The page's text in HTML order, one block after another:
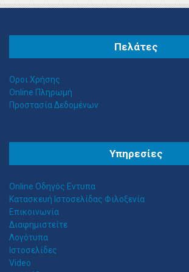
Πελάτες
Οροι Χρήσης
Online Πληρωμή
Προστασία Δεδομένων
Υπηρεσίες
Online Οδηγός Εντυπα
Κατασκευή Ιστοσελίδας Φιλοξενία
Επικοινωνία
Διαφημιστείτε
Λογότυπα
Ιστοσελίδες
Video